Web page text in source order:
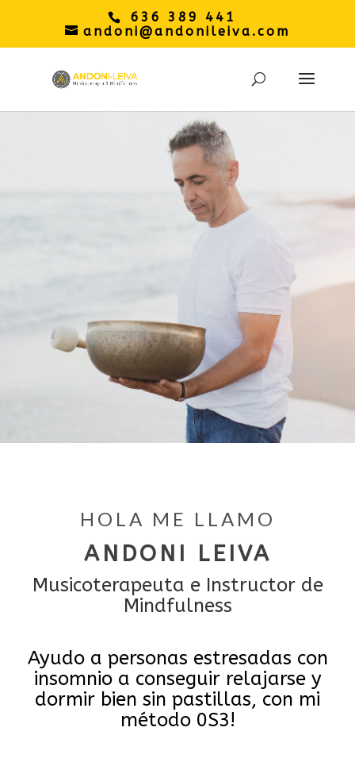
636 389 441
andoni@andonileiva.com
HOLA ME LLAMO
ANDONI LEIVA
Musicoterapeuta e Instructor de
Mindfulness
Ayudo a personas estresadas con
insomnio a conseguir relajarse y
dormir bien sin pastillas, con mi
método 0S3!